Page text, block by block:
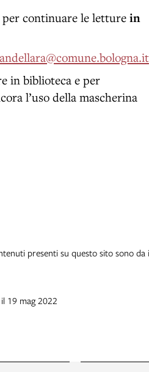
per continuare le letture in
in biblioteca e per
l’uso della mascherina
presenti su questo sito sono
19 mag 2022